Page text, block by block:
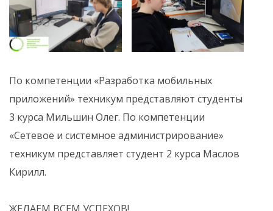
По компетенции «Разработка мобильных
приложений» техникум представляют студенты
3 курса Мильшин Олег. По компетенции
«Сетевое и системное администрирование»
техникум представляет студент 2 курса Маслов
Кирилл.